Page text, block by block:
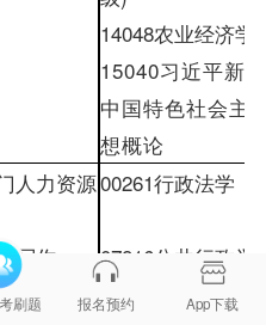
14048农业经济学
15040习近平新
中国特色社会主
想概论
人力资源00261行政法学
写作 07816 公共行政学
义基本原10999
公共政策分
刷题 报名预约 App下载